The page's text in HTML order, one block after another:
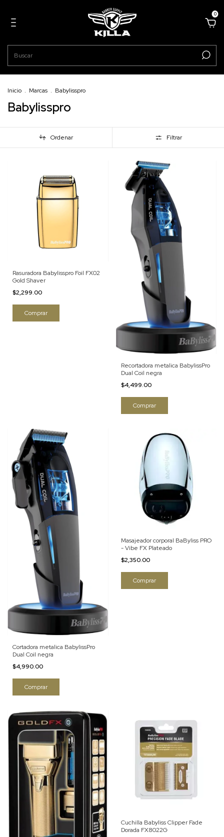
0
Inicio . Marcas . Babylisspro
Babylisspro
Ordenar Filtrar
Rasuradora Babylisspro Foil FX02
Gold Shaver
$2,299.00
Recortadora metalica BabylissPro
Dual Coil negra
$4,499.00
Cortadora metalica BabylissPro
Dual Coil negra
$4,990.00
Masajeador corporal BaByliss PRO
- Vibe FX Plateado
$2,350.00
Cuchilla Babyliss Clipper Fade
Dorada FX8022G